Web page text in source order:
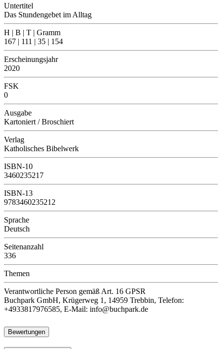
Untertitel
Das Stundengebet im Alltag
H | B | T | Gramm
167 | 111 | 35 | 154
Erscheinungsjahr
2020
FSK
0
Ausgabe
Kartoniert / Broschiert
Verlag
Katholisches Bibelwerk
ISBN-10
3460235217
ISBN-13
9783460235212
Sprache
Deutsch
Seitenanzahl
336
Themen
Verantwortliche Person gemäß Art. 16 GPSR
Buchpark GmbH, Krügerweg 1, 14959 Trebbin, Telefon:
+4933817976585, E-Mail: info@buchpark.de
Bewertungen